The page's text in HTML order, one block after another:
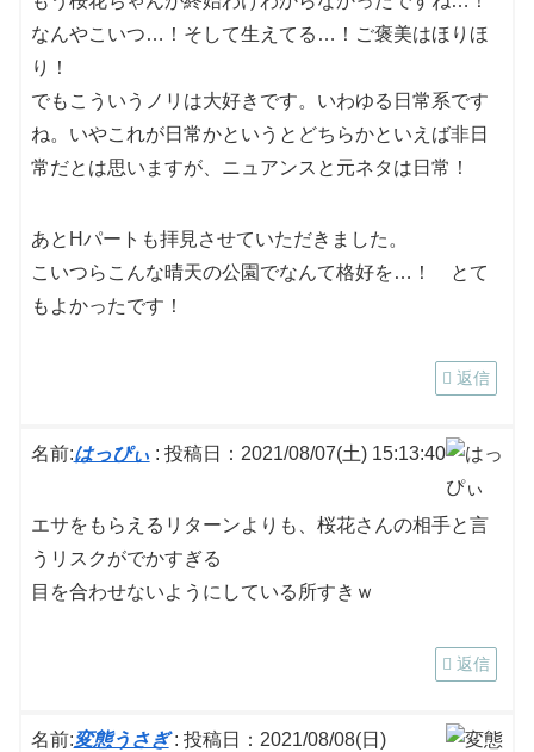
なんやこいつ…！そして生えてる…！ご褒美はほりほ
り！
でもこういうノリは大好きです。いわゆる日常系です
ね。いやこれが日常かというとどちらかといえば非日
常だとは思いますが、ニュアンスと元ネタは日常！
あとHパートも拝見させていただきました。
こいつらこんな晴天の公園でなんて格好を…！ とて
もよかったです！
返信
名前:はっぴぃ : 投稿日：2021/08/07(土) 15:13:40
エサをもらえるリターンよりも、桜花さんの相手と言
うリスクがでかすぎる
目を合わせないようにしている所すきｗ
返信
名前:変態うさぎ: 投稿日：2021/08/08(日)